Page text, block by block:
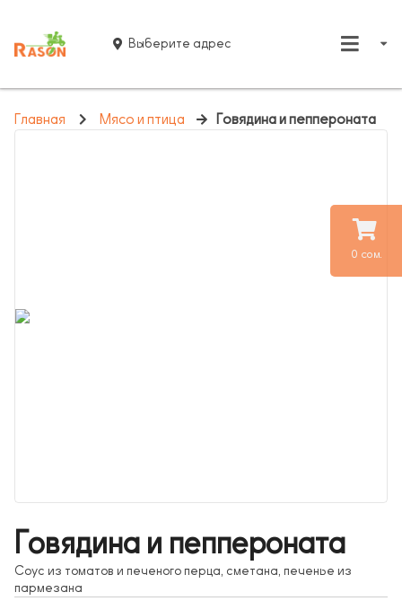
0 сом.
Выберите адрес
Главная Мясо и птица Говядина и пеппероната
Говядина и пеппероната
Соус из томатов и печеного перца, сметана, печенье из
пармезана